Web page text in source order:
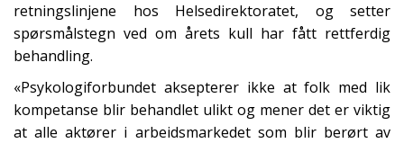
retningslinjene hos Helsedirektoratet, og setter
spørsmålstegn ved om årets kull har fått rettferdig
behandling.
«Psykologiforbundet aksepterer ikke at folk med lik
kompetanse blir behandlet ulikt og mener det er viktig
at alle aktører i arbeidsmarkedet som blir berørt av